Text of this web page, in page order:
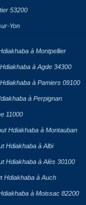
53200
Yon
à Montpellier
à Agde 34300
à Pamiers 09100
à Perpignan
11000
Hdiakhaba à Montauban
Hdiakhaba à Albi
Hdiakhaba à Alès 30100
Hdiakhaba à Auch
à Moissac 82200